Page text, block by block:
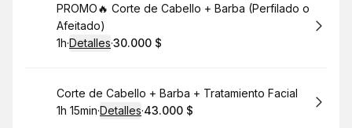
Reservar
PROMO🔥 Corte de Cabello + Barba (Perfilado o
Afeitado)
.Duración:
1h·Detalles·
.Precio:
30.000 $
Reservar
Corte de Cabello + Barba + Tratamiento Facial
.Duración:
1h 15min·Detalles·
.Precio:
43.000 $